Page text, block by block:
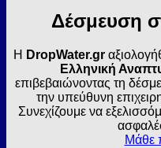
Δέσμευση
Η DropWater.gr
Ελληνική
επιβεβαιώνοντας τη
την υπεύθυνη
Συνεχίζουμε να
Μάθε